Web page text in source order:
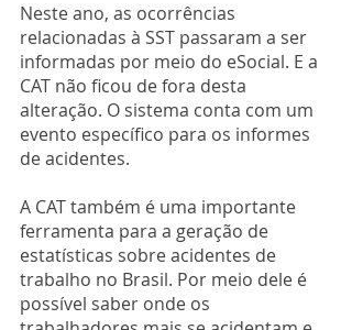
Neste ano, as ocorrências
relacionadas à SST passaram a ser
informadas por meio do eSocial. E a
CAT não ficou de fora desta
alteração. O sistema conta com um
evento específico para os informes
de acidentes.
A CAT também é uma importante
ferramenta para a geração de
estatísticas sobre acidentes de
trabalho no Brasil. Por meio dele é
possível saber onde os